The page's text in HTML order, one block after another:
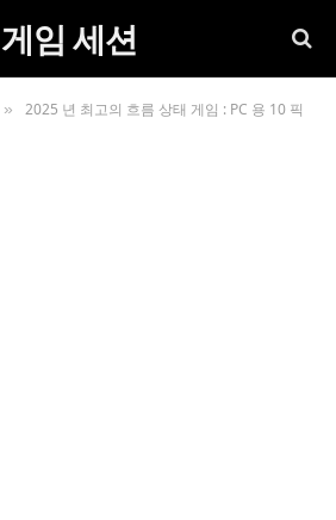
게임 세션
» 2025 년 최고의 흐름 상태 게임 : PC 용 10 픽